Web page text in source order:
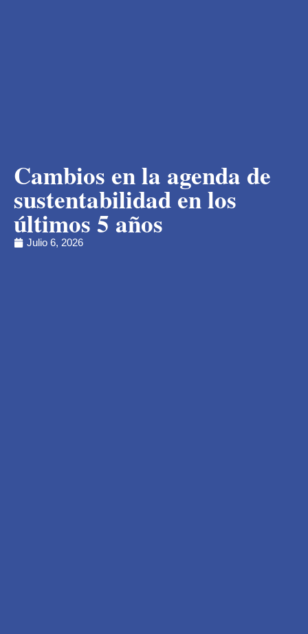
Cambios en la agenda de
sustentabilidad en los
últimos 5 años
Julio 6, 2026